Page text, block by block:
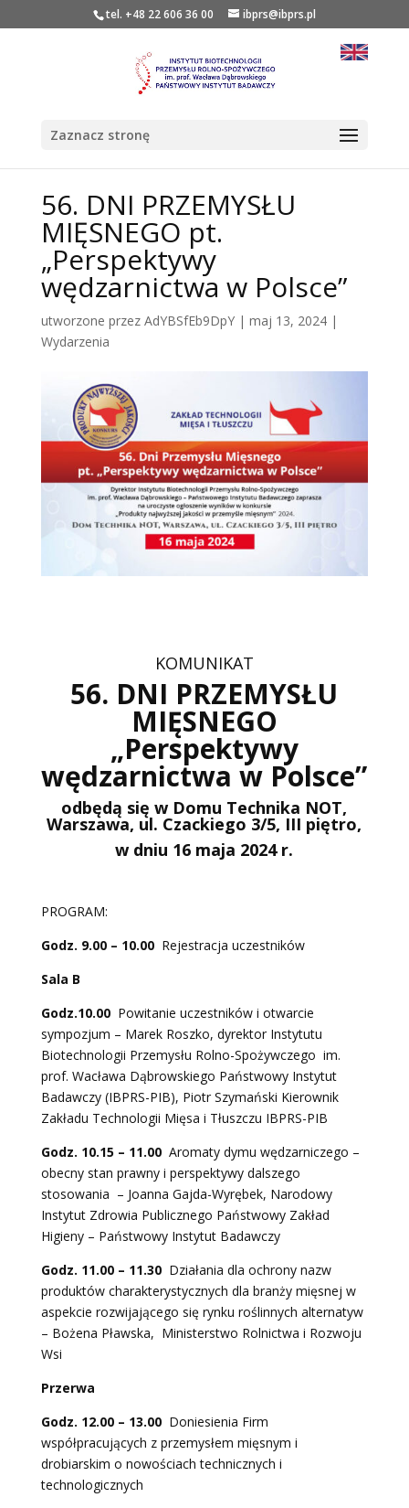
tel. +48 22 606 36 00 ibprs@ibprs.pl
Zaznacz stronę
56. DNI PRZEMYSŁU
MIĘSNEGO pt.
„Perspektywy
wędzarnictwa w Polsce”
utworzone przez AdYBSfEb9DpY| maj 13, 2024|
Wydarzenia
KOMUNIKAT
56. DNI PRZEMYSŁU
MIĘSNEGO
„Perspektywy
wędzarnictwa w Polsce”
odbędą się w Domu Technika NOT,
Warszawa, ul. Czackiego 3/5, III piętro,
w dniu 16 maja 2024 r.
PROGRAM:
Godz. 9.00 – 10.00 Rejestracja uczestników
Sala B
Godz.10.00 Powitanie uczestników i otwarcie
sympozjum – Marek Roszko, dyrektor Instytutu
Biotechnologii Przemysłu Rolno-Spożywczego im.
prof. Wacława Dąbrowskiego Państwowy Instytut
Badawczy (IBPRS-PIB), Piotr Szymański Kierownik
Zakładu Technologii Mięsa i Tłuszczu IBPRS-PIB
Godz. 10.15 – 11.00 Aromaty dymu wędzarniczego –
obecny stan prawny i perspektywy dalszego
stosowania – Joanna Gajda-Wyrębek, Narodowy
Instytut Zdrowia Publicznego Państwowy Zakład
Higieny – Państwowy Instytut Badawczy
Godz. 11.00 – 11.30 Działania dla ochrony nazw
produktów charakterystycznych dla branży mięsnej w
aspekcie rozwijającego się rynku roślinnych alternatyw
– Bożena Pławska, Ministerstwo Rolnictwa i Rozwoju
Wsi
Przerwa
Godz. 12.00 – 13.00 Doniesienia Firm
współpracujących z przemysłem mięsnym i
drobiarskim o nowościach technicznych i
technologicznych